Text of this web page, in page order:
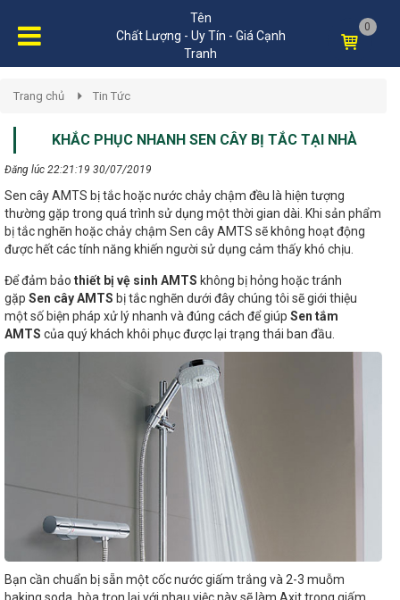
Tên
Chất Lượng - Uy Tín - Giá Cạnh
Tranh
0
Trang chủ Tin Tức
KHẮC PHỤC NHANH SEN CÂY BỊ TẮC TẠI NHÀ
Đăng lúc 22:21:19 30/07/2019
Sen cây AMTS bị tắc hoặc nước chảy chậm đều là hiện tượng
thường gặp trong quá trình sử dụng một thời gian dài. Khi sản phẩm
bị tắc nghẽn hoặc chảy chậm Sen cây AMTS sẽ không hoạt động
được hết các tính năng khiến người sử dụng cảm thấy khó chịu.
Để đảm bảo thiết bị vệ sinh AMTS không bị hỏng hoặc tránh
gặp Sen cây AMTS bị tắc nghẽn dưới đây chúng tôi sẽ giới thiệu
một số biện pháp xử lý nhanh và đúng cách để giúp Sen tắm
AMTS của quý khách khôi phục được lại trạng thái ban đầu.
Bạn cần chuẩn bị sẵn một cốc nước giấm trắng và 2-3 muỗm